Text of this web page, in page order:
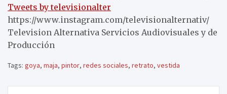
Tweets by televisionalter
https://www.instagram.com/televisionalternativ/
Television Alternativa Servicios Audiovisuales y de
Producción
Tags: goya, maja, pintor, redes sociales, retrato, vestida